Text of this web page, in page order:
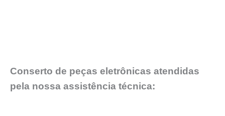
Conserto de peças eletrônicas atendidas
pela nossa assistência técnica: